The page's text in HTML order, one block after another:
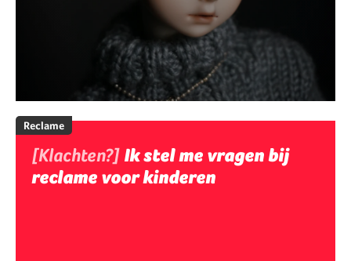
Reclame
[Klachten?] Ik stel me vragen bij
reclame voor kinderen